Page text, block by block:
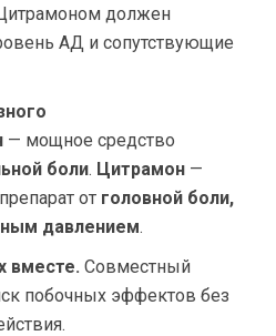
должен
АД и сопутствующие
— мощное средство
боли. Цитрамон —
от головной боли,
давлением.
вместе. Совместный
побочных эффектов без